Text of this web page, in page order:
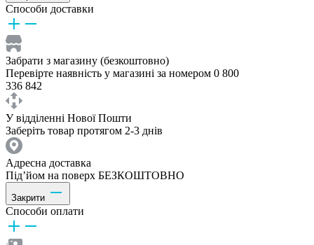
Способи доставки
Забрати з магазину (безкоштовно)
Перевірте наявність у магазині за номером 0 800
336 842
У відділенні Нової Пошти
Заберіть товар протягом 2-3 днів
Адресна доставка
Під’йом на поверх БЕЗКОШТОВНО
Закрити
Способи оплати